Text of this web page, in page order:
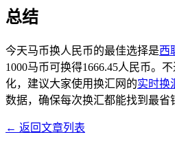
总结
今天马币换人民币的最佳选择是西
1000马币可换得1666.45人民币。
化，建议大家使用换汇网的实时换
数据，确保每次换汇都能找到最省
← 返回文章列表